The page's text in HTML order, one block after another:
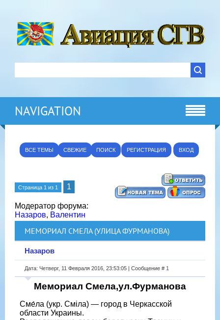
NAVIGATION
ВСЕ ТЕМЫ СВЕЖИЕ ПОИСК РЕГИСТРАЦИЯ ВХОД
Страница 1 из 1 1
Модератор форума:
Назаров, Валентин
МЕМОРИАЛ СМЕЛА (УЛИЦА ФУРМАНОВА)
Назаров
Дата: Четверг, 11 Февраля 2016, 23:53:05 | Сообщение # 1
Мемориал Смела,ул.Фурманова
Сме́ла (укр. Сміла) — город в Черкасской
области Украины.